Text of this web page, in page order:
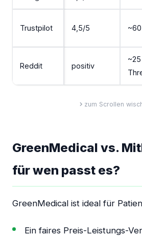
Trustpilot 4,5/5 ~60
Reddit positiv
~25
zum Scrollen
GreenMedical vs.
für wen passt es?
GreenMedical ist ideal für
Ein faires Preis-Leistungs-